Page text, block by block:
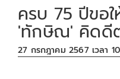
ครบ 75 ปีขอ
'ทักษิณ' คิดดี
27 กรกฎาคม 2567 เวลา